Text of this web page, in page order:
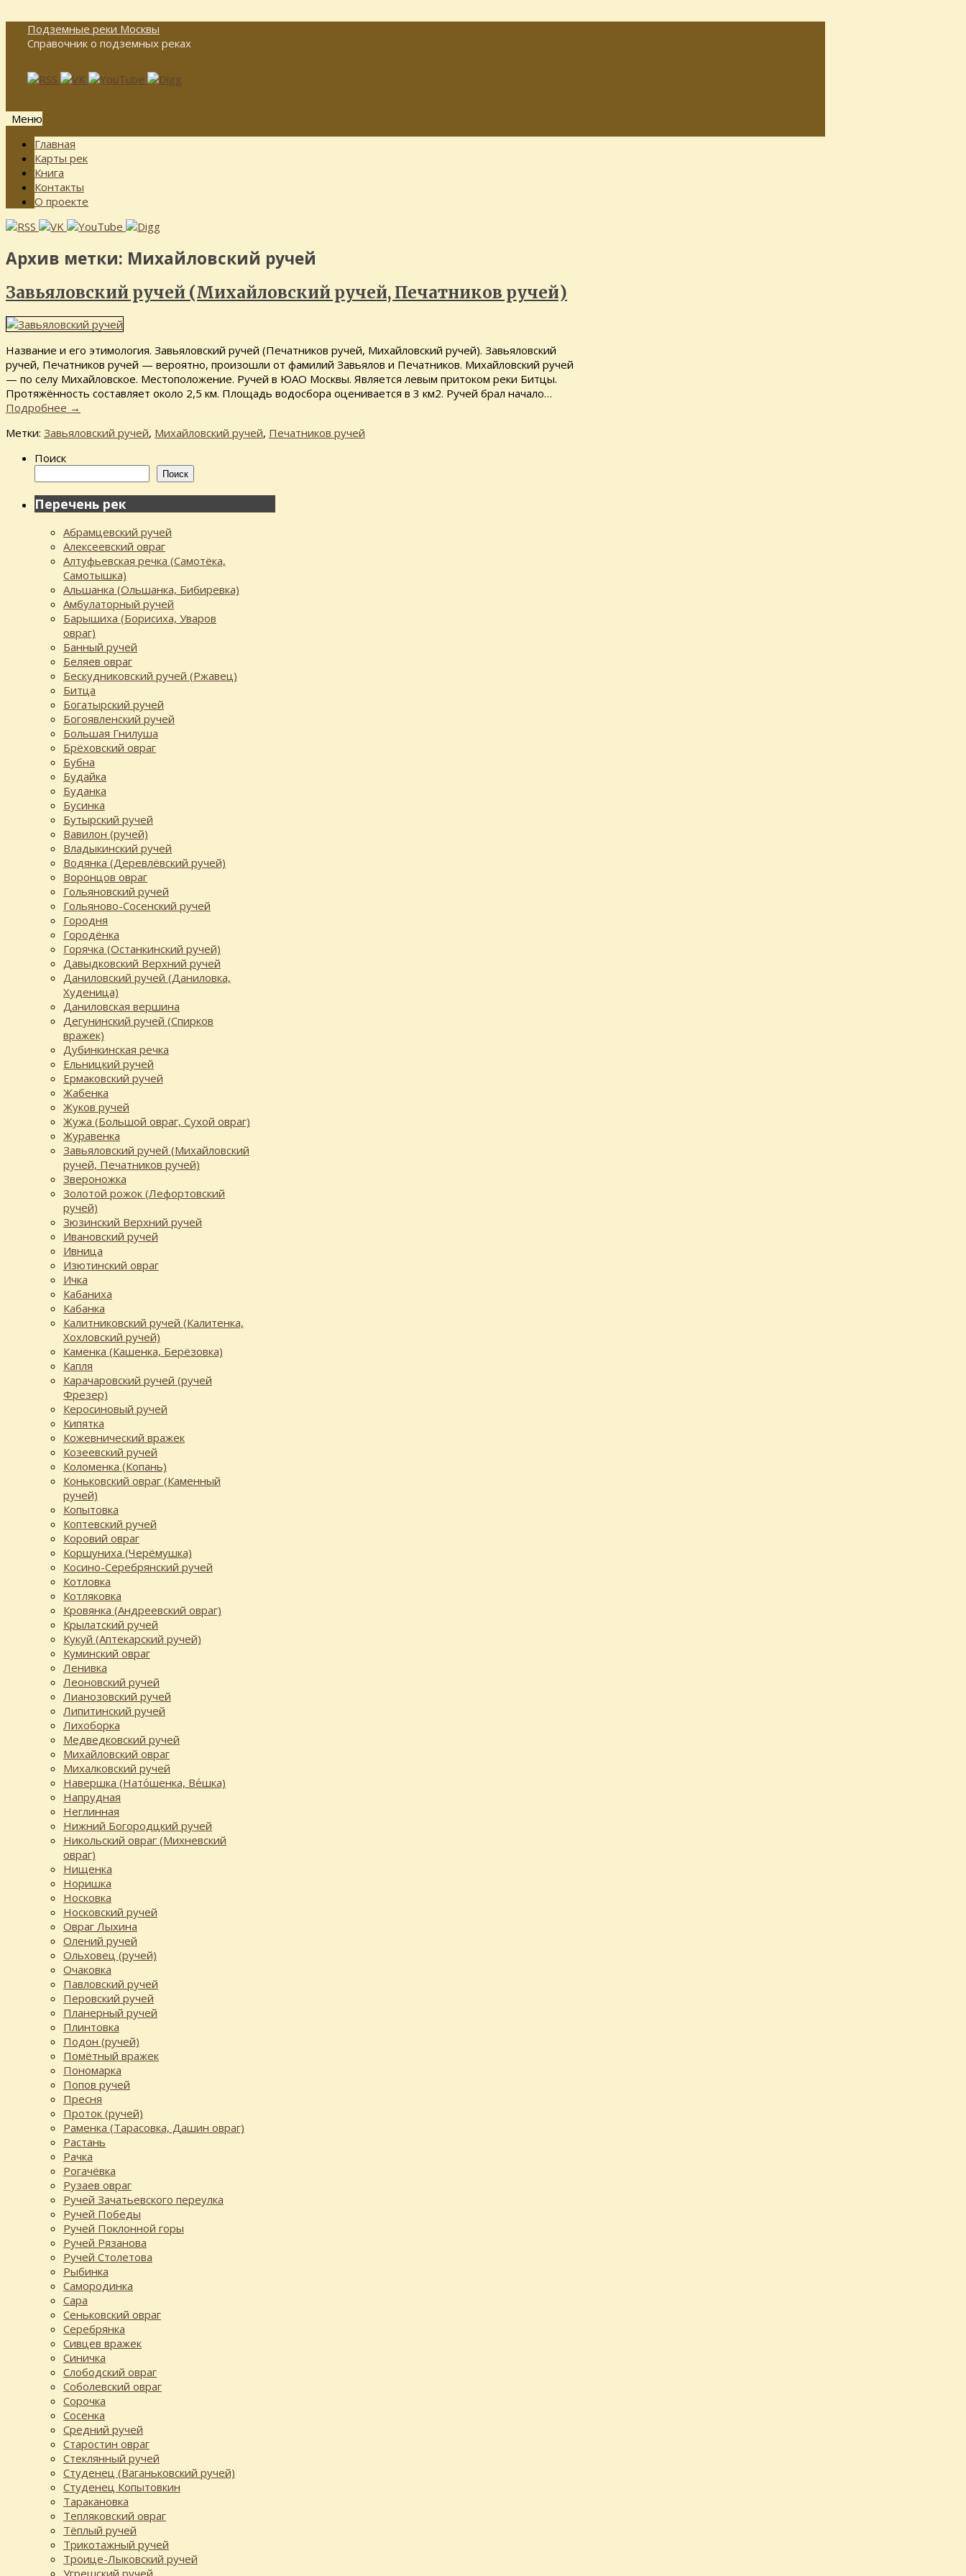
Подземные реки Москвы
Справочник о подземных реках
Меню
Перейти
содержимому
Главная
Карты рек
Книга
Контакты
О проекте
Архив метки: Михайловский ручей
Завьяловский ручей (Михайловский ручей, Печатников ручей)
Название и его этимология. Завьяловский ручей (Печатников ручей, Михайловский ручей). Завьяловский
ручей, Печатников ручей — вероятно, произошли от фамилий Завьялов и Печатников. Михайловский ручей
— по селу Михайловское. Местоположение. Ручей в ЮАО Москвы. Является левым притоком реки Битцы.
Протяжённость составляет около 2,5 км. Площадь водосбора оценивается в 3 км2. Ручей брал начало…
Подробнее →
Метки: Завьяловский ручей, Михайловский ручей, Печатников ручей
Поиск
Поиск
Перечень рек
Абрамцевский ручей
Алексеевский овраг
Алтуфьевская речка (Самотёка,
Самотышка)
Альшанка (Ольшанка, Бибиревка)
Амбулаторный ручей
Барышиха (Борисиха, Уваров
овраг)
Банный ручей
Беляев овраг
Бескудниковский ручей (Ржавец)
Битца
Богатырский ручей
Богоявленский ручей
Большая Гнилуша
Брёховский овраг
Бубна
Будайка
Буданка
Бусинка
Бутырский ручей
Вавилон (ручей)
Владыкинский ручей
Водянка (Деревлёвский ручей)
Воронцов овраг
Гольяновский ручей
Гольяново-Сосенский ручей
Городня
Городёнка
Горячка (Останкинский ручей)
Давыдковский Верхний ручей
Даниловский ручей (Даниловка,
Худеница)
Даниловская вершина
Дегунинский ручей (Спирков
вражек)
Дубинкинская речка
Ельницкий ручей
Ермаковский ручей
Жабенка
Жуков ручей
Жужа (Большой овраг, Сухой овраг)
Журавенка
Завьяловский ручей (Михайловский
ручей, Печатников ручей)
Звероножка
Золотой рожок (Лефортовский
ручей)
Зюзинский Верхний ручей
Ивановский ручей
Ивница
Изютинский овраг
Ичка
Кабаниха
Кабанка
Калитниковский ручей (Калитенка,
Хохловский ручей)
Каменка (Кашенка, Берёзовка)
Капля
Карачаровский ручей (ручей
Фрезер)
Керосиновый ручей
Кипятка
Кожевнический вражек
Козеевский ручей
Коломенка (Копань)
Коньковский овраг (Каменный
ручей)
Копытовка
Коптевский ручей
Коровий овраг
Коршуниха (Черёмушка)
Косино-Серебрянский ручей
Котловка
Котляковка
Кровянка (Андреевский овраг)
Крылатский ручей
Кукуй (Аптекарский ручей)
Куминский овраг
Ленивка
Леоновский ручей
Лианозовский ручей
Липитинский ручей
Лихоборка
Медведковский ручей
Михайловский овраг
Михалковский ручей
Навершка (Нато́шенка, Ве́шка)
Напрудная
Неглинная
Нижний Богородцкий ручей
Никольский овраг (Михневский
овраг)
Нищенка
Норишка
Носковка
Носковский ручей
Овраг Лыхина
Олений ручей
Ольховец (ручей)
Очаковка
Павловский ручей
Перовский ручей
Планерный ручей
Плинтовка
Подон (ручей)
Помётный вражек
Пономарка
Попов ручей
Пресня
Проток (ручей)
Раменка (Тарасовка, Дашин овраг)
Растань
Рачка
Рогачёвка
Рузаев овраг
Ручей Зачатьевского переулка
Ручей Победы
Ручей Поклонной горы
Ручей Рязанова
Ручей Столетова
Рыбинка
Самородинка
Сара
Сеньковский овраг
Серебрянка
Сивцев вражек
Синичка
Слободский овраг
Соболевский овраг
Сорочка
Сосенка
Средний ручей
Старостин овраг
Стеклянный ручей
Студенец (Ваганьковский ручей)
Студенец Копытовкин
Таракановка
Тепляковский овраг
Тёплый ручей
Трикотажный ручей
Троице-Лыковский ручей